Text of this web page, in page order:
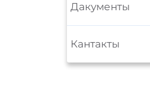
Дакументы
Кантакты